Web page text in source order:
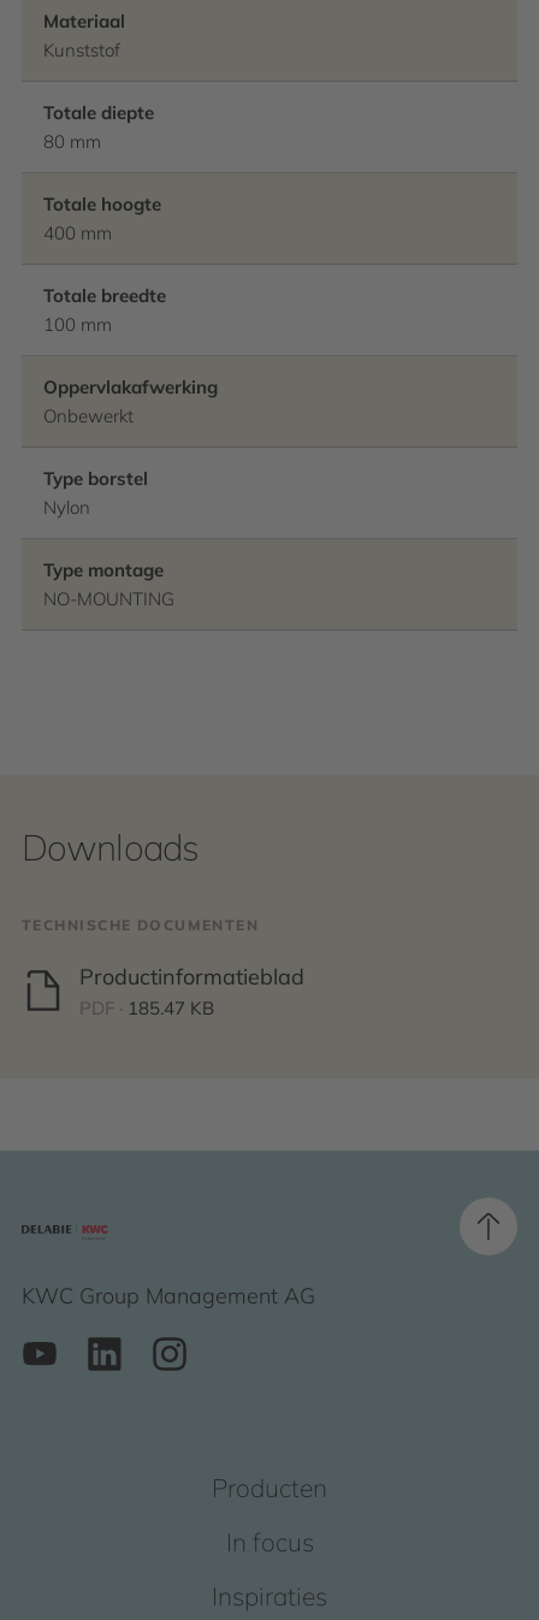
Materiaal
Kunststof
Totale diepte
80 mm
Totale hoogte
400 mm
Totale breedte
100 mm
Oppervlakafwerking
Onbewerkt
Type borstel
Nylon
Type montage
NO-MOUNTING
Downloads
TECHNISCHE DOCUMENTEN
Productinformatieblad
PDF · 185.47 KB
KWC Group Management AG
Producten
In focus
Inspiraties